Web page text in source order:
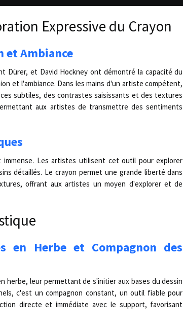
Expressive du Crayon
et Ambiance
Dürer, et David Hockney ont démontré la capacité du
et l'ambiance. Dans les mains d'un artiste compétent,
subtiles, des contrastes saisissants et des textures
aux artistes de transmettre des sentiments
Les artistes utilisent cet outil pour explorer
détaillés. Le crayon permet une grande liberté dans
offrant aux artistes un moyen d'explorer et de
Herbe et Compagnon des
herbe, leur permettant de s'initier aux bases du dessin
c'est un compagnon constant, un outil fiable pour
directe et immédiate avec le support, favorisant